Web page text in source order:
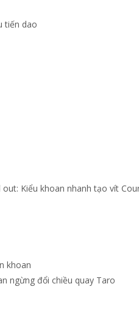
tiến dao
Kiểu khoan nhanh tạo vít
khoan
ngừng đổi chiều quay Taro